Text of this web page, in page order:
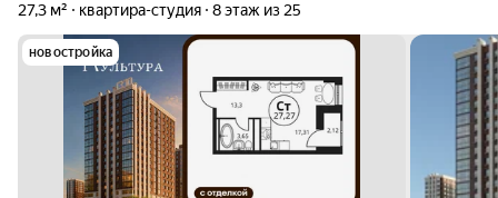
27,3 м²
квартира-студия 8 этаж из 25
новостройка